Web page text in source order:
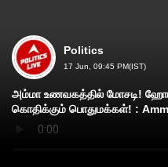
Politics
17 Jun, 09:45 PM(IST)
அம்மா உணவகத்தில் மோசடி!
கொதிக்கும் பொதுமக்கள்! :